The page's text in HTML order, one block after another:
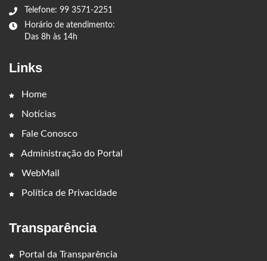
Telefone: 99 3571-2251
Horário de atendimento:
Das 8h às 14h
Links
Home
Notícias
Fale Conosco
Administração do Portal
WebMail
Política de Privacidade
Transparência
Portal da Transparência